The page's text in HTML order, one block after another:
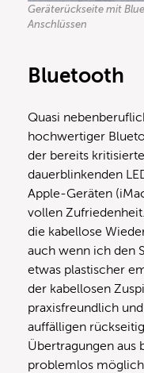
Geräterückseite mit
Anschlüssen
Bluetooth
Quasi
hochwertiger
der bereits
dauerblinkenden
Apple-Geräten
vollen
die kabellose
auch wenn ich den
etwas plastischer
der kabellosen
praxisfreundlich
auffälligen
Übertragungen aus
problemlos